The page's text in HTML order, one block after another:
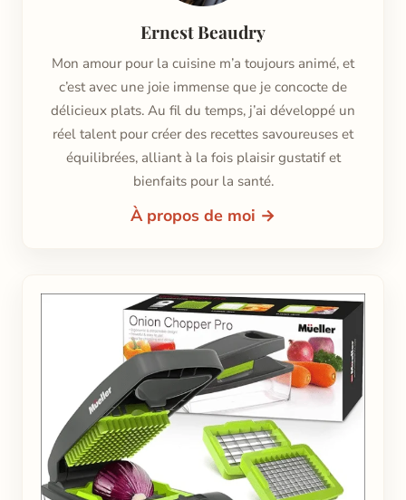
Ernest Beaudry
Mon amour pour la cuisine m’a toujours animé, et
c’est avec une joie immense que je concocte de
délicieux plats. Au fil du temps, j’ai développé un
réel talent pour créer des recettes savoureuses et
équilibrées, alliant à la fois plaisir gustatif et
bienfaits pour la santé.
À propos de moi →